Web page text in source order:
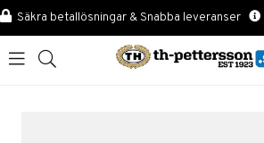
Säkra betallösningar & Snabba leveranser